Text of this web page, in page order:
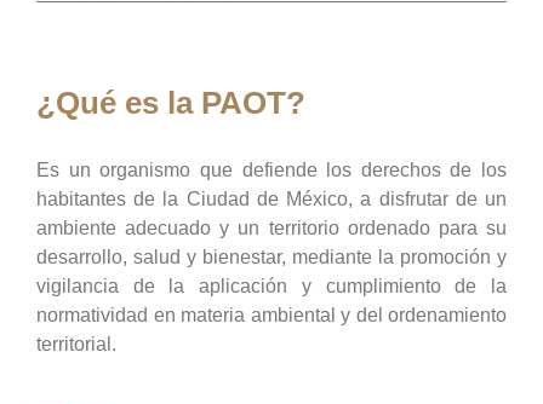
¿Qué es la PAOT?
Es un organismo que defiende los derechos de los
habitantes de la Ciudad de México, a disfrutar de un
ambiente adecuado y un territorio ordenado para su
desarrollo, salud y bienestar, mediante la promoción y
vigilancia de la aplicación y cumplimiento de la
normatividad en materia ambiental y del ordenamiento
territorial.